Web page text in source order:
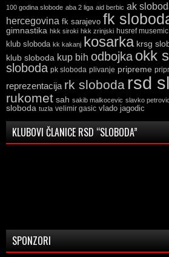
100 godina slobode aba 2 liga aid berbic ak
hercegovina fk sarajevo fk
gimnastika hkk siroki hkk zrinjski husref musemic
klub sloboda kk kakanj kosarka krsg
klub sloboda kup bih odbojka okk
sloboda pk sloboda plivanje pripreme
reprezentacija rk sloboda rsd
rukomet sah sakib malkocevic slavko petrovic
sloboda tuzla velimir gasic vlado jagodic
KLUBOVI ČLANICE RSD “SLOBODA”
SPONZORI